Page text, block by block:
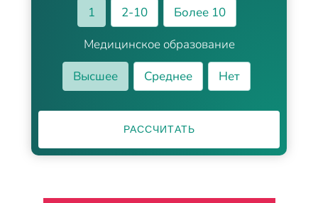
1
2-10
Более 10
Медицинское образование
Высшее
Среднее Нет
РАССЧИТАТЬ